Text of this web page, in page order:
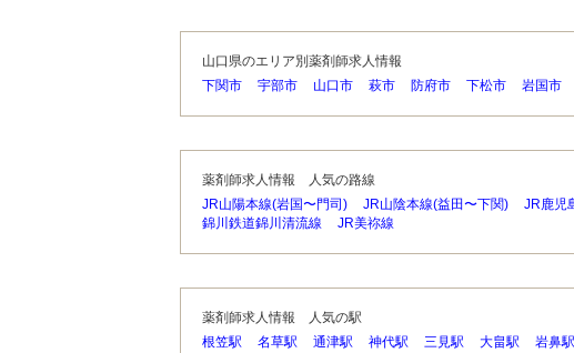
山口県のエリア別薬剤師求人情報
下関市
宇部市 山口市 萩市 防府市 下松市 岩国市
薬剤師求人情報 人気の路線
JR山陽本線(岩国〜門司)
JR山陰本線(益田〜下関) JR鹿児
錦川鉄道錦川清流線
JR美祢線
薬剤師求人情報 人気の駅
根笠駅
名草駅 通津駅 神代駅 三見駅 大畠駅 岩鼻駅